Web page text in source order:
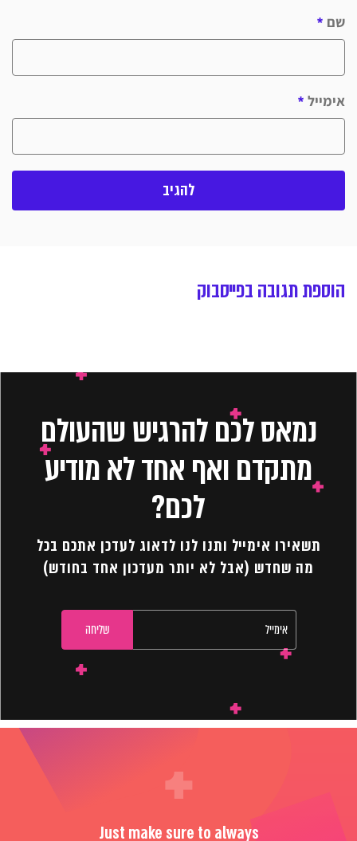
שם *
אימייל *
הוספת תגובה בפייסבוק
נמאס לכם להרגיש שהעולם
מתקדם ואף אחד לא מודיע
לכם?
תשאירו אימייל ותנו לנו לדאוג לעדכן אתכם בכל
מה שחדש (אבל לא יותר מעדכון אחד בחודש)
Just make sure to always